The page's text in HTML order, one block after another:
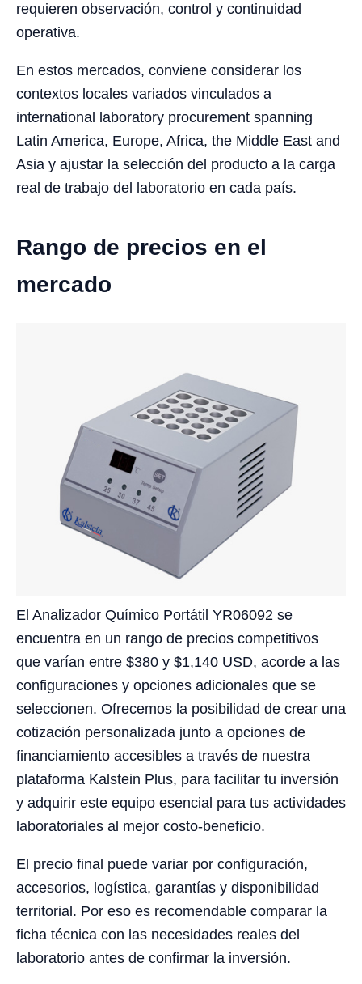
requieren observación, control y continuidad
operativa.
En estos mercados, conviene considerar los
contextos locales variados vinculados a
international laboratory procurement spanning
Latin America, Europe, Africa, the Middle East and
Asia y ajustar la selección del producto a la carga
real de trabajo del laboratorio en cada país.
Rango de precios en el
mercado
El Analizador Químico Portátil YR06092 se
encuentra en un rango de precios competitivos
que varían entre $380 y $1,140 USD, acorde a las
configuraciones y opciones adicionales que se
seleccionen. Ofrecemos la posibilidad de crear una
cotización personalizada junto a opciones de
financiamiento accesibles a través de nuestra
plataforma Kalstein Plus, para facilitar tu inversión
y adquirir este equipo esencial para tus actividades
laboratoriales al mejor costo-beneficio.
El precio final puede variar por configuración,
accesorios, logística, garantías y disponibilidad
territorial. Por eso es recomendable comparar la
ficha técnica con las necesidades reales del
laboratorio antes de confirmar la inversión.